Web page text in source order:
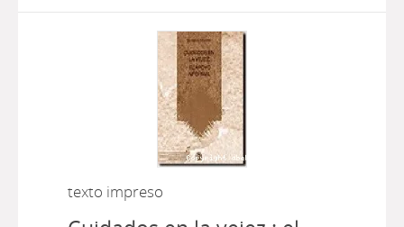
texto impreso